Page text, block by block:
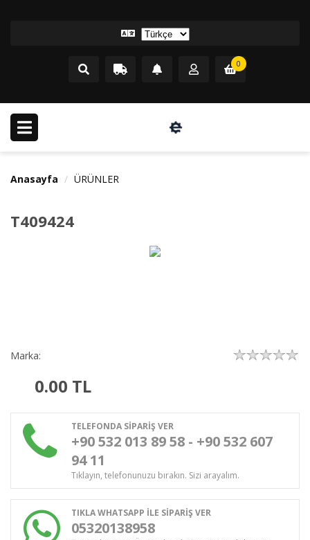
0
Anasayfa ÜRÜNLER
T409424
Marka:
0.00 TL
TELEFONDA SİPARİŞ VER
+90 532 013 89 58 - +90 532 607
94 11
Tıklayın, telefonunuzu bırakın. Sizi arayalım.
TIKLA WHATSAPP İLE SİPARİŞ VER
05320138958